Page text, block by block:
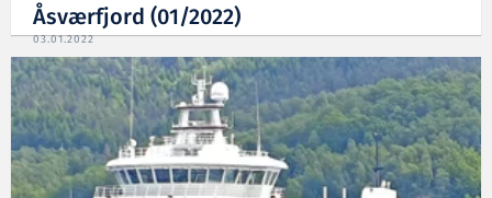
Åsværfjord (01/2022)
03.01.2022